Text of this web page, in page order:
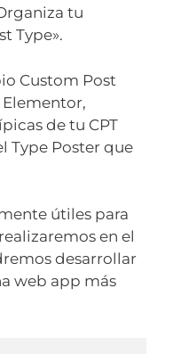
tu
Type».
Custom Post
Elementor,
de tu CPT
Type Poster que
útiles para
en el
desarrollar
web app más